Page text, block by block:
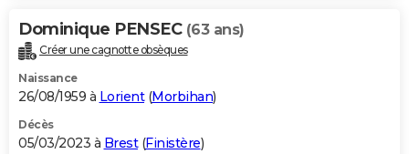
Dominique PENSEC (63 ans)
Créer une cagnotte obsèques
Naissance
26/08/1959 à Lorient(Morbihan)
Décès
05/03/2023 à Brest(Finistère)